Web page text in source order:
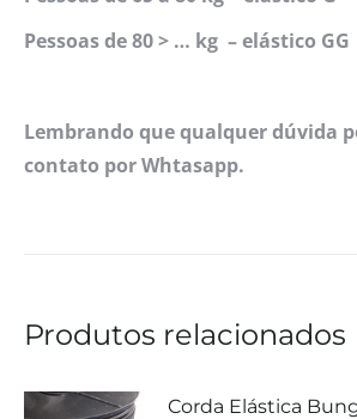
Pessoas de 80 > … kg – elástico GG
Lembrando que qualquer dúvida
contato por Whtasapp.
Produtos relacionados
Corda Elástica